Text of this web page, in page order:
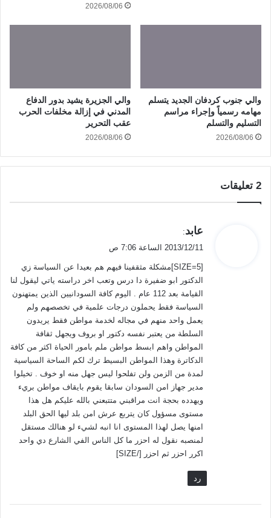
2026/08/06
والي جنوب كردفان الجديد يتسلم
مهامه رسمياً وإجراء مراسم
التسليم والتسلم
2026/08/06
والي الجزيرة يشيد بدور الدفاع
المدني في إزالة مخلفات الحرب
عقب التحرير
2026/08/06
‫2 تعليقات
ي
ق
ل
عابد:
2013/12/11 الساعة 7:06 ص
[SIZE=5]مشكلة مثقفينا فيهم هم بعيدا عن السياسة زي
الدكتور ابو ضفيرة دا درس وتعب اخر دراسته ياتي ليقول لنا
القيامة بعد 112 عام . اليوم كافة السودانيين الذين يمتهنون
السياسة فقط يحملون درجات علمية في تخصصهم ولم
يعمل واحد منهم في مجاله لخدمة مواطن فقط يريدون
السلطة من يعتبر نفسه دكتور او بروف ويجهل ثقافة
المواطن واهم ابسط مواطن ملم بامور الحياة اكثر من كافة
الدكاترة وهذا المواطن البسيط ترك لكم الساحة السياسية
لمدة من الزمن ولن تفلحوا ليس جهل منه او خوف . تخيلوا
مدير جهاز امن السودان سابقا يقوم بايقاف مواطن بريء
ويهدده بحجة انت مراقبني متتبعني بالله عليكم هل هذا
مستوى مسؤول كان يتربع عرش امن بلد ليها الحق البلد
امنها يصل لهذا المستوى انا انبه لشيء لو هنالك مستقل
لمنصبه نقول له احزر ما كل الناس الفي الشارع دي واحد
اكرر احزر ثم احزر [/SIZE]
رد